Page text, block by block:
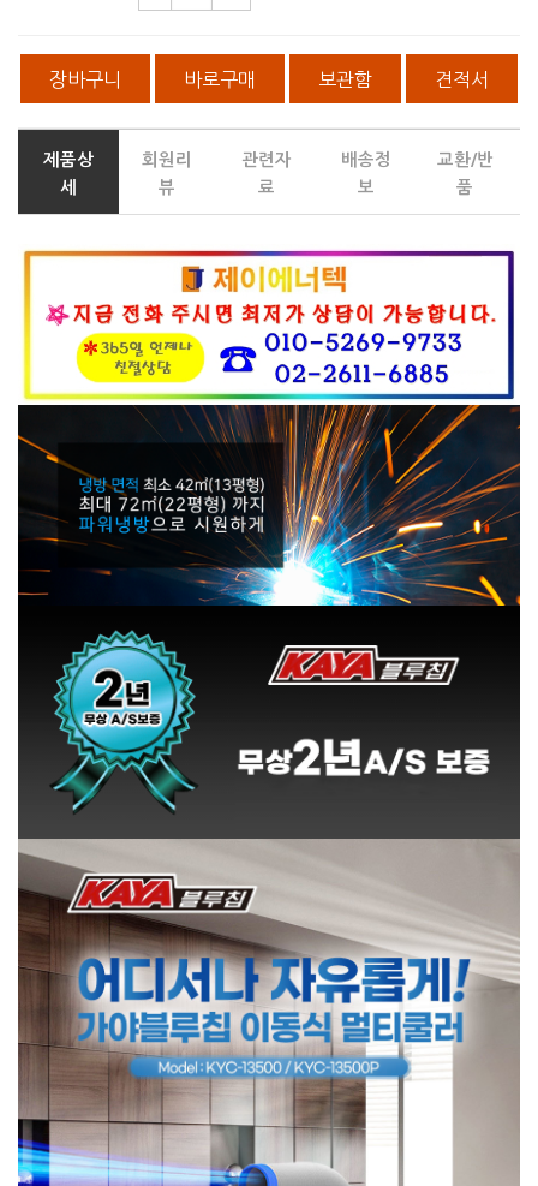
장바구니 바로구매 보관함 견적서
제품상
세
회원리
뷰
관련자
료
배송정
보
교환/반
품